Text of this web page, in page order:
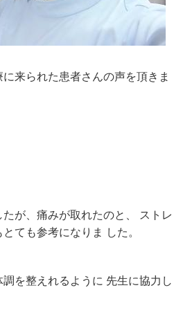
に来られた患者さんの声を頂きま
が、痛みが取れたのと、 ストレ
ても参考になりま した。
を整えれるように 先生に協力し